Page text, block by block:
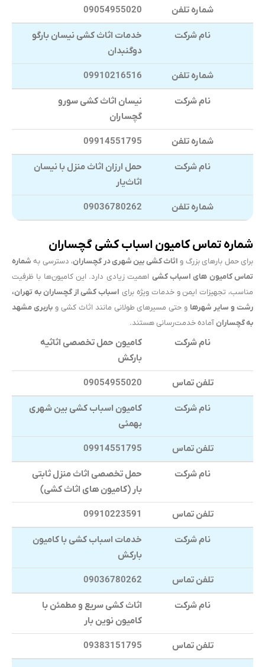
شماره تلفن 09054955020
نام شرکت
خدمات اثاث کشی نیسان بارگو
دوگنبدان
شماره تلفن 09910216516
نام شرکت
نیسان اثاث کشی سورو
گچساران
شماره تلفن 09914551795
نام شرکت
حمل ارزان اثاث منزل با نیسان
اثاث‌یار
شماره تلفن 09036780262
شماره تماس کامیون اسباب کشی گچساران
برای حمل بارهای بزرگ و اثاث کشی بین شهری در گچساران، دسترسی به شماره
تماس کامیون های اسباب کشی اهمیت زیادی دارد. این کامیون‌ها با ظرفیت
مناسب، تجهیزات ایمن و خدمات ویژه برای اسباب کشی از گچساران به تهران،
رشت و سایر شهرها و حتی مسیرهای طولانی مانند اثاث کشی وباربری مشهد
به گچسارانآماده خدمت‌رسانی هستند.
نام شرکت
کامیون حمل تخصصی اثاثیه
بارکش
تلفن تماس 09054955020
نام شرکت
کامیون اسباب کشی بین شهری
بهمئی
تلفن تماس 09914551795
نام شرکت
حمل تخصصی اثاث منزل ثابتی
بار (کامیون های اثاث کشی)
تلفن تماس 09910223591
نام شرکت
خدمات اسباب کشی با کامیون
بارکش
تلفن تماس 09036780262
نام شرکت
اثاث کشی سریع و مطمئن با
کامیون نوین بار
تلفن تماس 09383151795